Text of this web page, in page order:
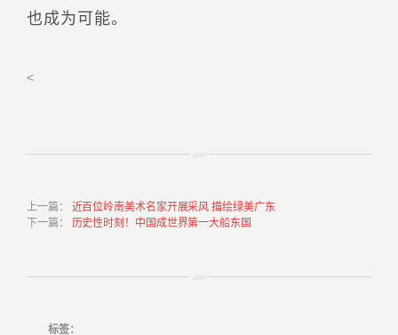
也成为可能。
<
上一篇 ： 近百位岭南美术名家开展采风 描绘绿美广东
下一篇 ： 历史性时刻！中国成世界第一大船东国
标签：